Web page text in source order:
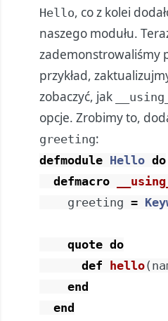
Hello, co z kolei
naszego modułu.
zademonstrowaliśmy
przykład,
zobaczyć, jak
opcje. Zrobimy to,
greeting:
defmodule Hello do
defmacro
greeting =
quote do
def
hello(
end
end